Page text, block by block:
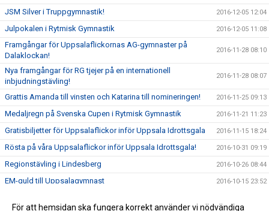
JSM Silver i Truppgymnastik! 2016-12-05 12:04
Julpokalen i Rytmisk Gymnastik 2016-12-05 11:08
Framgångar för Uppsalaflickornas AG-gymnaster på
Dalaklockan!
2016-11-28 08:10
Nya framgångar för RG tjejer på en internationell
inbjudningstävling!
2016-11-28 08:07
Grattis Amanda till vinsten och Katarina till nomineringen! 2016-11-25 09:13
Medaljregn på Svenska Cupen i Rytmisk Gymnastik 2016-11-21 11:23
Gratisbiljetter för Uppsalaflickor inför Uppsala Idrottsgala 2016-11-15 18:24
Rösta på våra Uppsalaflickor inför Uppsala Idrottsgala! 2016-10-31 09:19
Regionstävling i Lindesberg 2016-10-26 08:44
EM-guld till Uppsalagymnast 2016-10-15 23:52
För att hemsidan ska fungera korrekt använder vi nödvändiga